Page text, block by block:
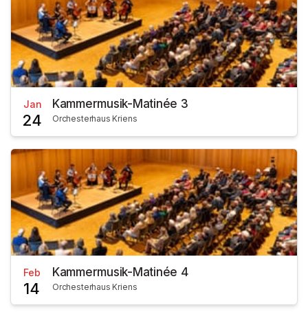
Jan
24
Kammermusik-Matinée 3
Orchesterhaus Kriens
Feb
14
Kammermusik-Matinée 4
Orchesterhaus Kriens